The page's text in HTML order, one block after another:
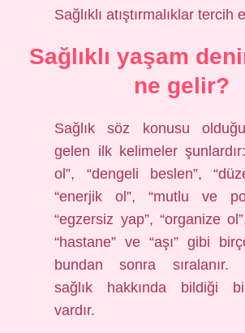
Sağlıklı atıştırmalıklar tercih
Sağlıklı yaşam
ne gelir?
Sağlık söz konusu
gelen ilk kelimeler
ol”, “dengeli beslen”,
“enerjik ol”, “mutlu ve
“egzersiz yap”, “organize
“hastane” ve “aşı” gibi
bundan sonra sıralanır.
sağlık hakkında bildiği
vardır.